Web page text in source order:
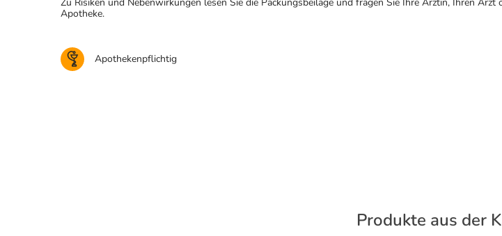
Apotheke.
Apothekenpflichtig
Produkte aus der